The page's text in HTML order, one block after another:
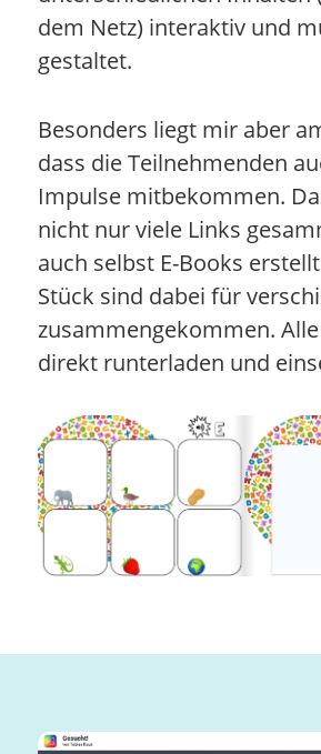
dem Netz) interaktiv und
gestaltet.
Besonders liegt mir aber
dass die Teilnehmenden
Impulse mitbekommen.
nicht nur viele Links
auch selbst E-Books
Stück sind dabei für
zusammengekommen.
direkt runterladen und